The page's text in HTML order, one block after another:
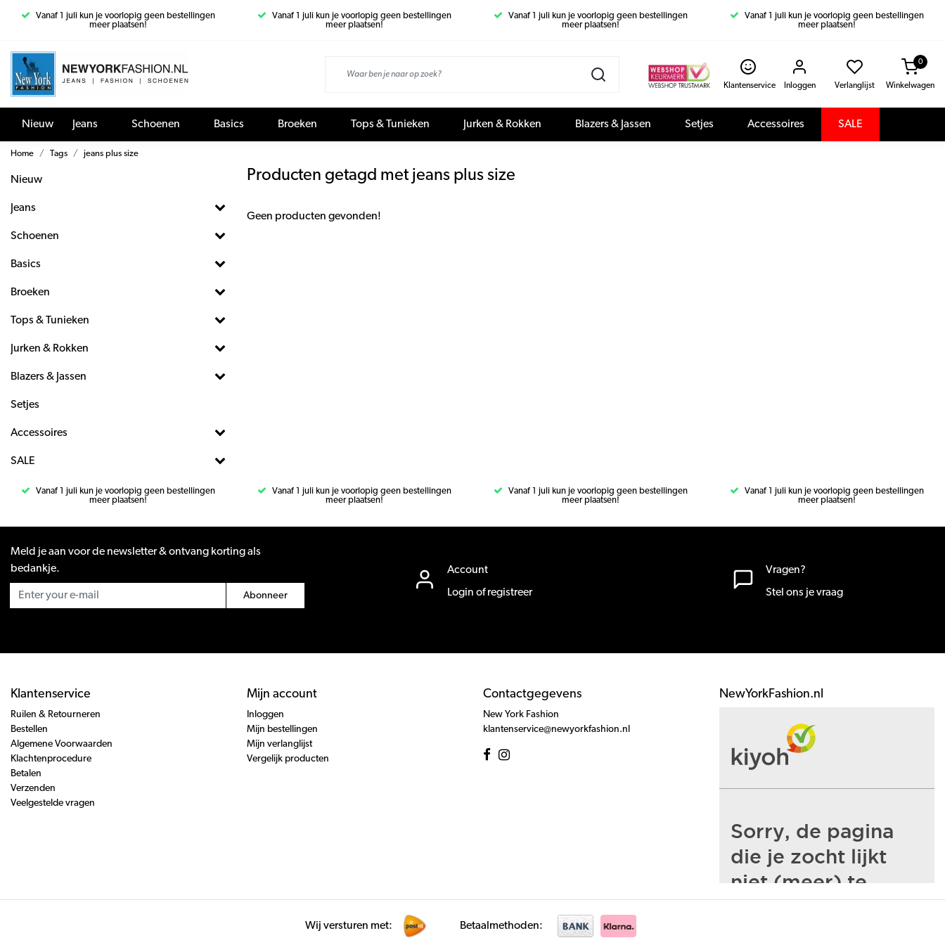
Vanaf 1 juli kun je voorlopig geen bestellingen
meer plaatsen!
Vanaf 1 juli kun je voorlopig geen bestellingen
meer plaatsen!
Vanaf 1 juli kun je voorlopig geen bestellingen
meer plaatsen!
Vanaf 1 juli kun je voorlopig geen bestellingen
meer plaatsen!
Klantenservice Inloggen Verlanglijst Winkelwagen
0
Nieuw Jeans Schoenen Basics Broeken Tops & Tunieken Jurken & Rokken Blazers & Jassen Setjes Accessoires SALE
Home Tags jeans plus size
Nieuw
Jeans
Schoenen
Basics
Broeken
Tops & Tunieken
Jurken & Rokken
Blazers & Jassen
Setjes
Accessoires
SALE
Producten getagd met jeans plus size
Geen producten gevonden!
Vanaf 1 juli kun je voorlopig geen bestellingen
meer plaatsen!
Vanaf 1 juli kun je voorlopig geen bestellingen
meer plaatsen!
Vanaf 1 juli kun je voorlopig geen bestellingen
meer plaatsen!
Vanaf 1 juli kun je voorlopig geen bestellingen
meer plaatsen!
Meld je aan voor de newsletter & ontvang korting als
bedankje.
Abonneer
Account
Login of registreer
Vragen?
Stel ons je vraag
Klantenservice
Ruilen & Retourneren
Bestellen
Algemene Voorwaarden
Klachtenprocedure
Betalen
Verzenden
Veelgestelde vragen
Mijn account
Inloggen
Mijn bestellingen
Mijn verlanglijst
Vergelijk producten
Contactgegevens
New York Fashion
klantenservice@newyorkfashion.nl
NewYorkFashion.nl
Wij versturen met: Betaalmethoden: